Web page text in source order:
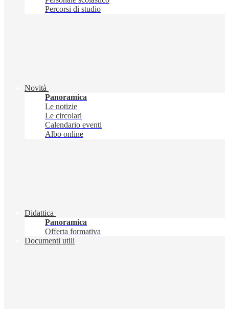
Percorsi di studio
Novità
Panoramica
Le notizie
Le circolari
Calendario eventi
Albo online
Didattica
Panoramica
Offerta formativa
Documenti utili